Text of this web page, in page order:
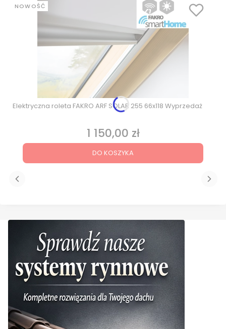
NOWOŚĆ
Elektryczna roleta FAKRO ARF SOLAR 255 66x118 Wyprzedaż
Cena
1 150,00 zł
DO KOSZYKA